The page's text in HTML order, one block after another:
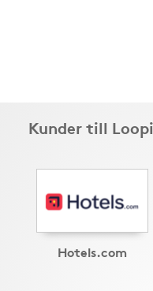
Kunder till
Hotels.com